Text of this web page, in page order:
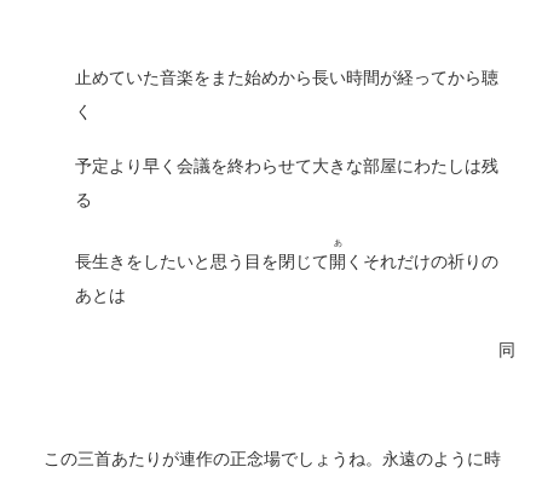
止めていた音楽をまた始めから長い時間が経ってから聴
く
予定より早く会議を終わらせて大きな部屋にわたしは残
る
長生きをしたいと思う目を閉じて開
あ
くそれだけの祈りの
あとは
同
この三首あたりが連作の正念場でしょうね。永遠のように時